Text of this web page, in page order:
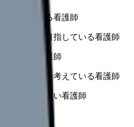
検討している看護師
アップを目指している看護師
をしたい看護師
アプランを考えている看護師
差を知りたい看護師
手看護師